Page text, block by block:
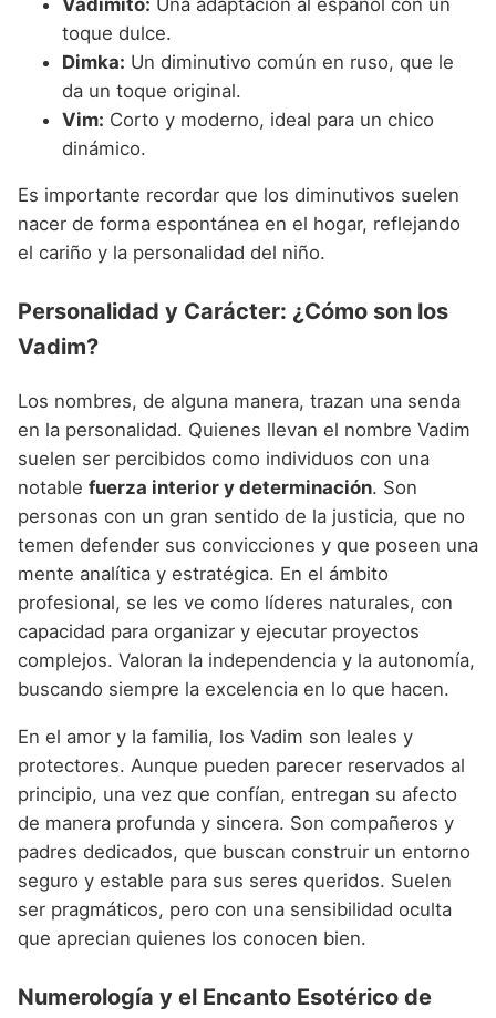
toque dulce.
Dimka: Un diminutivo común en ruso, que le
da un toque original.
Vim: Corto y moderno, ideal para un chico
dinámico.
Es importante recordar que los diminutivos suelen
nacer de forma espontánea en el hogar, reflejando
el cariño y la personalidad del niño.
Personalidad y Carácter: ¿Cómo son los
Vadim?
Los nombres, de alguna manera, trazan una senda
en la personalidad. Quienes llevan el nombre Vadim
suelen ser percibidos como individuos con una
notable fuerza interior y determinación. Son
personas con un gran sentido de la justicia, que no
temen defender sus convicciones y que poseen una
mente analítica y estratégica. En el ámbito
profesional, se les ve como líderes naturales, con
capacidad para organizar y ejecutar proyectos
complejos. Valoran la independencia y la autonomía,
buscando siempre la excelencia en lo que hacen.
En el amor y la familia, los Vadim son leales y
protectores. Aunque pueden parecer reservados al
principio, una vez que confían, entregan su afecto
de manera profunda y sincera. Son compañeros y
padres dedicados, que buscan construir un entorno
seguro y estable para sus seres queridos. Suelen
ser pragmáticos, pero con una sensibilidad oculta
que aprecian quienes los conocen bien.
Numerología y el Encanto Esotérico de